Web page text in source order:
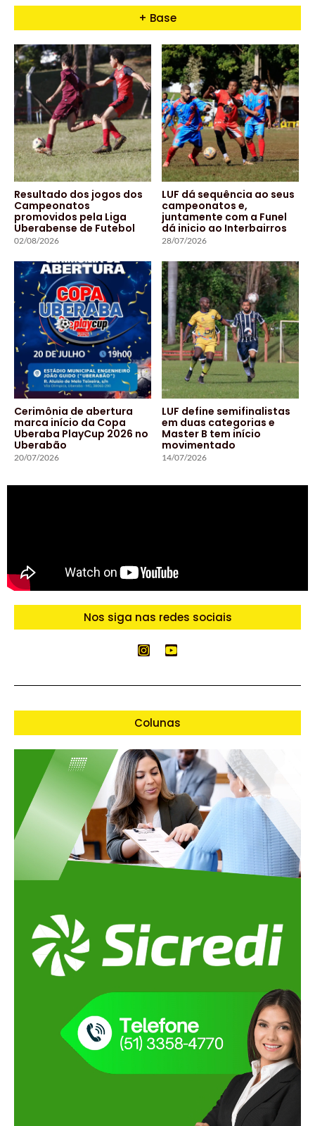
+ Base
Resultado dos jogos dos
Campeonatos
promovidos pela Liga
Uberabense de Futebol
02/08/2026
LUF dá sequência ao seus
campeonatos e,
juntamente com a Funel
dá inicio ao Interbairros
28/07/2026
Cerimônia de abertura
marca início da Copa
Uberaba PlayCup 2026 no
Uberabão
20/07/2026
LUF define semifinalistas
em duas categorias e
Master B tem início
movimentado
14/07/2026
Nos siga nas redes sociais
Colunas